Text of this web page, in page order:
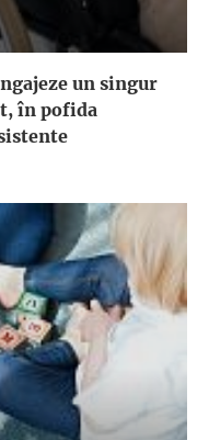
un singur
în pofida